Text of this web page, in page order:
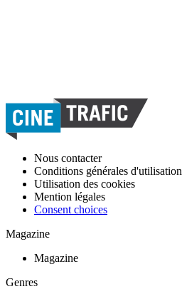
Nous contacter
Conditions générales d'utilisation
Utilisation des cookies
Mention légales
Consent choices
Magazine
Magazine
Genres